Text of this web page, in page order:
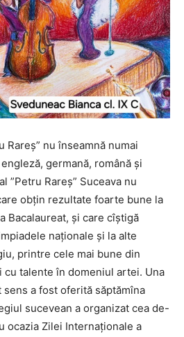
Rareș” nu înseamnă numai
germană, română și
”Petru Rareș” Suceava nu
obțin rezultate foarte bune la
Bacalaureat, și care cîștigă
naționale și la alte
printre cele mai bune din
cu talente în domeniul artei. Una
a fost oferită săptămîna
sucevean a organizat cea de-
ocazia Zilei Internaționale a